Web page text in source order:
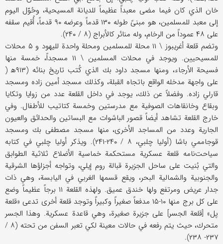
خان الذي كان فيما مضى معبداً عظيماً للديانة المسيحية، وحُوّل اليوم
إلى معبد للمسلمين، هو مبنىً طوله ۱۳۰ قدماً وعرضه ۹۰ قدماً، أُقيم سقفه
على ۴۸ عموداً من الرخام، وله منائر كالأبراج (۸ / ۲۴۰).
وتضم قلعة أغريبوز \ ۱۱ محلة للمسلمين ومحلة واحدة لليهود و ۵ محلات
للمسيحيين. ويوجد في محلات المسلمين \ ۱۱ مسجداً، خمسة منها
فسيحة الأرجاء، ومنها مسجد داود بك الذي كُتب تاريخ بنائه (۹۱۳ه‍ (
على واجهة مدخله الواقع باتجاه القبلة، وكذلك مسجد أمين زاده ومسجد
قارلي زاده. وفضلاً عن ذلك، يوجد في داخل القلعة عدد من زوايا وتكايا
وبقاع وخانقاهات الصوفية مع مدرستين وخمسة كتاتيب للأطفال. وفي
خارج القلعة تشاهد أيضاً قصور الباشوات مع البساتين والحدائق والعيون
الجارية وعدد من المساجد الأخرى، منها مسجد مصطفى بك ومسجد
قوجاممي باشا (أوليا چلبي، ۸ / ۲۴۰-۲۴۱). ويذكر أوليا چلبي في كتابه
سياحت‌نامه قلعة عسكرية مستحكمة خماسية الأضلاع ثلاثية الطوابق
والتي بُنيت على ساحل الجزيرة قبالة روم إيلي، وتواجه أجزاؤها الشرقية
والجنوبية والشمالية البحر، ويقع قسمها الغربي في اليابسة، وهي ذات
جدار عريض ومرتفع ولها خندق عميق. ولهذه القلعة ۱۱ برجاً عظيماً وضع
على كل برج منها ۱۰-۱۵ مدفعاً صغيراً وكبيراً وتوجد قلعة أخرى تدعى «قلعة
پل» [قلعة الجسر] على جزيرة صغيرة، وهي قاعدة عسكرية. وهذا الجسر
متحرك، حيث يتم رفعه في حالات معينة لكي تعبر السفن من تحته (۸ /
۲۳۷- ۲۳۸).